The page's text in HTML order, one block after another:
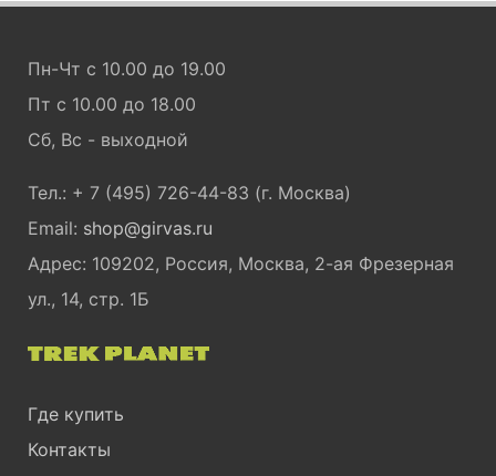
Пн-Чт с 10.00 до 19.00
Пт с 10.00 до 18.00
Сб, Вс - выходной
Тел.: + 7 (495) 726-44-83 (г. Москва)
Email: shop@girvas.ru
Адрес: 109202, Россия, Москва, 2-ая Фрезерная
ул., 14, стр. 1Б
Где купить
Контакты